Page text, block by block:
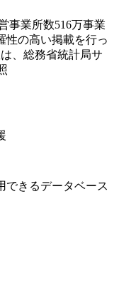
事業所数516万事業
性の高い掲載を行っ
、総務省統計局サ
できるデータベース